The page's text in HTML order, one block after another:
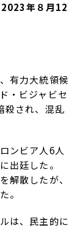
年８月12
有力大統領候
・ビジャビセ
殺され、混乱
ンビア人6人
出廷した。
解散したが、
。
は、民主的に